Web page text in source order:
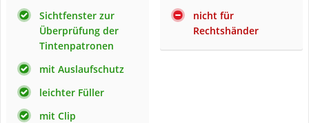
Sichtfenster zur
Überprüfung der
Tintenpatronen
mit Auslaufschutz
leichter Füller
mit Clip
nicht für
Rechtshänder